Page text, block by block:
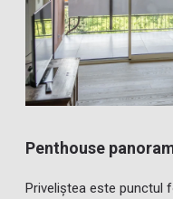
Penthouse
Priveliștea este punctul